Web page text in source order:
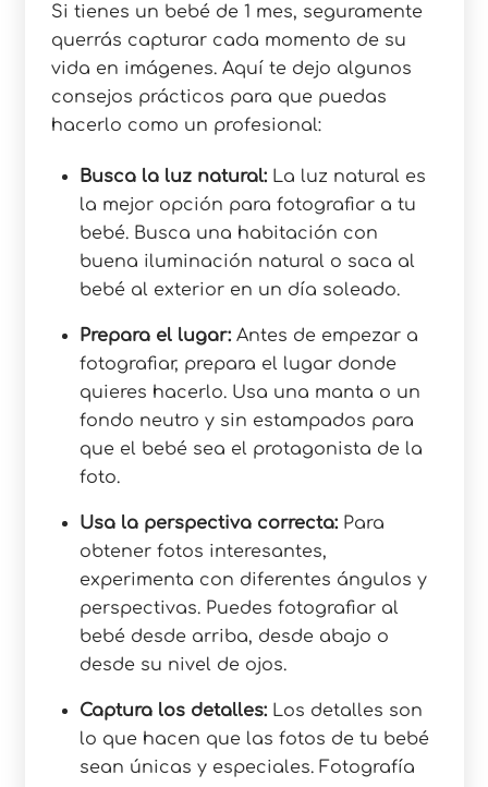
Si tienes un bebé de 1 mes, seguramente
querrás capturar cada momento de su
vida en imágenes. Aquí te dejo algunos
consejos prácticos para que puedas
hacerlo como un profesional:
Busca la luz natural: La luz natural es
la mejor opción para fotografiar a tu
bebé. Busca una habitación con
buena iluminación natural o saca al
bebé al exterior en un día soleado.
Prepara el lugar: Antes de empezar a
fotografiar, prepara el lugar donde
quieres hacerlo. Usa una manta o un
fondo neutro y sin estampados para
que el bebé sea el protagonista de la
foto.
Usa la perspectiva correcta: Para
obtener fotos interesantes,
experimenta con diferentes ángulos y
perspectivas. Puedes fotografiar al
bebé desde arriba, desde abajo o
desde su nivel de ojos.
Captura los detalles: Los detalles son
lo que hacen que las fotos de tu bebé
sean únicas y especiales. Fotografía